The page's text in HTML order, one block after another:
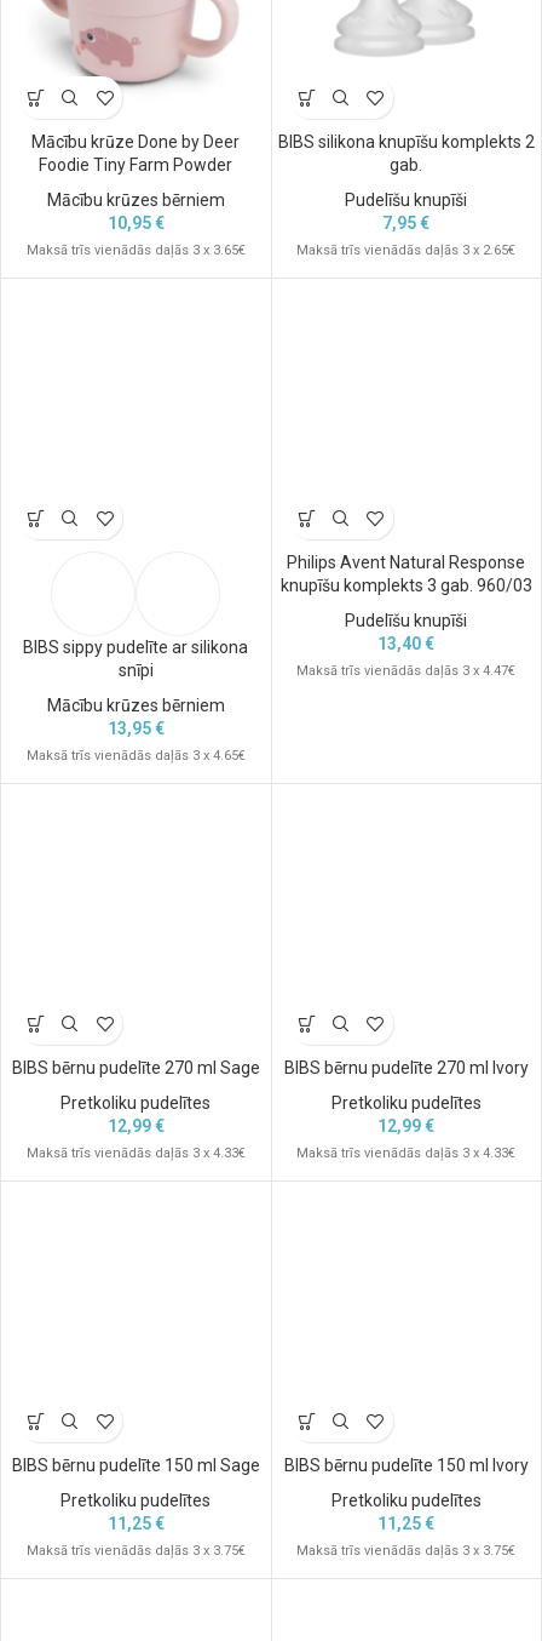
Mācību krūze Done by Deer
Foodie Tiny Farm Powder
Mācību krūzes bērniem
10,95€
Maksā trīs vienādās daļās 3 x 3.65€
BIBS silikona knupīšu komplekts 2
gab.
Pudelīšu knupīši
7,95€
Maksā trīs vienādās daļās 3 x 2.65€
BIBS sippy pudelīte ar silikona
snīpi
Mācību krūzes bērniem
13,95€
Maksā trīs vienādās daļās 3 x 4.65€
Philips Avent Natural Response
knupīšu komplekts 3 gab. 960/03
Pudelīšu knupīši
13,40€
Maksā trīs vienādās daļās 3 x 4.47€
BIBS bērnu pudelīte 270 ml Sage
Pretkoliku pudelītes
12,99€
Maksā trīs vienādās daļās 3 x 4.33€
BIBS bērnu pudelīte 270 ml Ivory
Pretkoliku pudelītes
12,99€
Maksā trīs vienādās daļās 3 x 4.33€
BIBS bērnu pudelīte 150 ml Sage
Pretkoliku pudelītes
11,25€
Maksā trīs vienādās daļās 3 x 3.75€
BIBS bērnu pudelīte 150 ml Ivory
Pretkoliku pudelītes
11,25€
Maksā trīs vienādās daļās 3 x 3.75€